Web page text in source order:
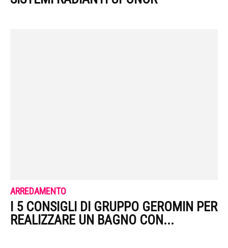
ARREDAMENTO
I 5 CONSIGLI DI GRUPPO GEROMIN PER
REALIZZARE UN BAGNO CON...